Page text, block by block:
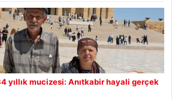
yıllık mucizesi: Anıtkabir hayali gerçek